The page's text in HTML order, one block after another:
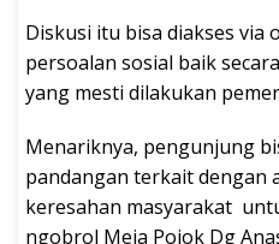
Diskusi itu bisa diakses via
persoalan sosial baik
yang mesti dilakukan
Menariknya, pengunjung
pandangan terkait dengan
keresahan masyarakat
ngobrol Meja Pojok Dg